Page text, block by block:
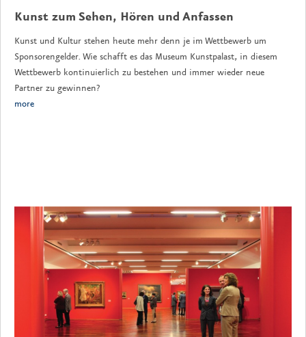
Kunst zum Sehen, Hören und Anfassen
Kunst und Kultur stehen heute mehr denn je im Wettbewerb um
Sponsorengelder. Wie schafft es das Museum Kunstpalast, in diesem
Wettbewerb kontinuierlich zu bestehen und immer wieder neue
Partner zu gewinnen?
more